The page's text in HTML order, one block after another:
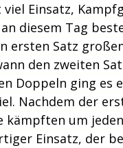
Einsatz,
diesem Tag
ersten Satz
den zweiten
Doppeln ging es
Nachdem der
kämpften um
Einsatz, der